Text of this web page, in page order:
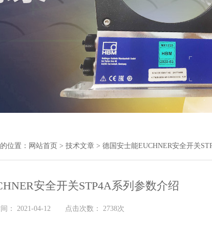
位置： 网站首页 > 技术文章 > 德国安士能EUCHNER安全开关
安全开关STP4A系列参数介绍
间： 2021-04-12 点击次数： 2738次